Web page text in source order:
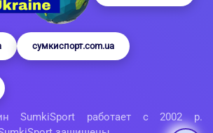
сумкиспорт.com.ua
SumkiSport работает с 2002 р.